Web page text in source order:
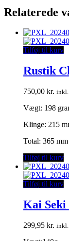
Relaterede
Tilføj til kurv
Rustik
750,00 kr. inkl.
Vægt: 198
Klinge: 215
Total: 365 mm
Tilføj til kurv
Tilføj til kurv
Kai Seki
299,95 kr. inkl.